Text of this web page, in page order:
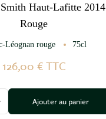
Haut-Lafitte 2014
Rouge
Léognan rouge 75cl
126,00 €TTC
la quantitéla quantité
Ajouter au panier